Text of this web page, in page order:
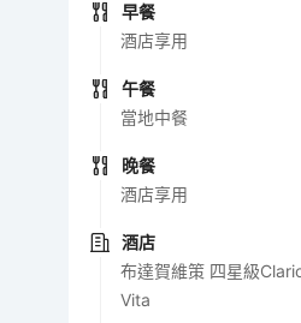
早餐
酒店享用
午餐
當地中餐
晚餐
酒店享用
酒店
布達賀維策 四星級
Vita